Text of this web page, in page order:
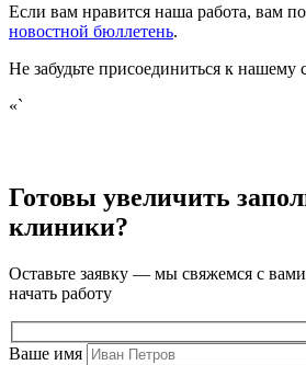
Если вам нравится наша работа, вам
новостной бюллетень.
Не забудьте присоединиться к нашему
«`
Готовы увеличить
клиники?
Оставьте заявку — мы свяжемся с
начать работу
Ваше имя